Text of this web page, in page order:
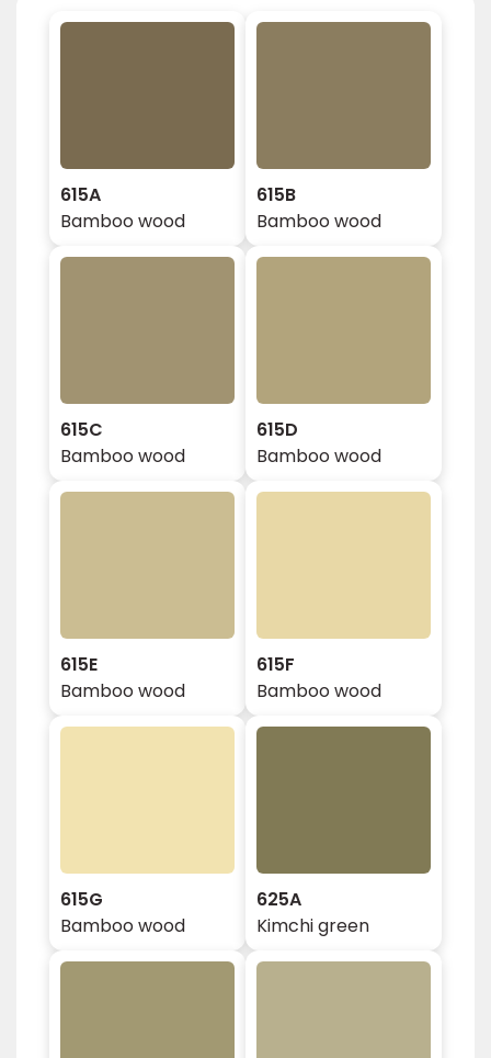
615A
Bamboo wood
615B
Bamboo wood
615C
Bamboo wood
615D
Bamboo wood
615E
Bamboo wood
615F
Bamboo wood
615G
Bamboo wood
625A
Kimchi green